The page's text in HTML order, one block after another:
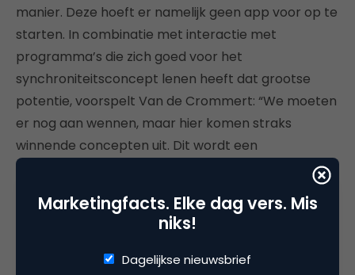
manier. Deze hoeft er namelijk geen app voor op te
starten. In combinatie met interactie met
programma’s die zich goed voor het
synchroniteitsconcept lenen heeft dat grootse
potentie, voorspelt Van de Crommert: “We moeten
er nog aan wennen, maar hier komen straks
winnende concepten uit. Dit wordt een
internationale hit.”
Deel dit artikel
Marketingfacts. Elke dag vers. Mis
niks!
Dagelijkse nieuwsbrief